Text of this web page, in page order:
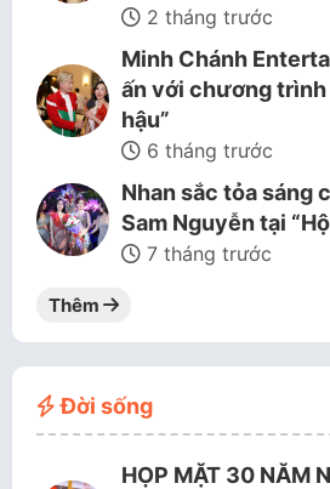
2 tháng trước
Minh Chánh
ấn với chương trình
hậu”
6 tháng trước
Nhan sắc tỏa sáng
Sam Nguyễn tại
7 tháng trước
Thêm
Đời sống
HỌP MẶT 30 NĂM